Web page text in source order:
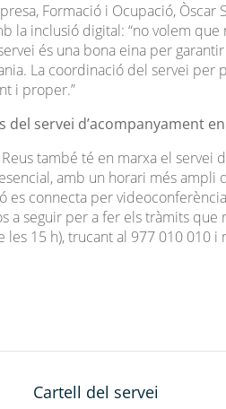
Formació i Ocupació,
la inclusió digital: “no volem
és una bona eina per
La coordinació del servei
i proper.”
del servei d’acompanyament
Reus també té en marxa el
amb un horari més ampli
es connecta per
a seguir per a fer els tràmits
15 h), trucant al 977 010 010
Cartell del servei